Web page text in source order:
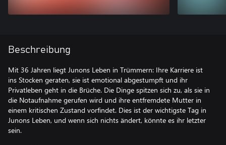
Beschreibung
Mit 36 Jahren liegt Junons Leben in Trümmern: Ihre Karriere ist
ins Stocken geraten, sie ist emotional abgestumpft und ihr
Privatleben geht in die Brüche. Die Dinge spitzen sich zu, als sie in
die Notaufnahme gerufen wird und ihre entfremdete Mutter in
einem kritischen Zustand vorfindet. Dies ist der wichtigste Tag in
Junons Leben, und wenn sich nichts ändert, könnte es ihr letzter
sein.